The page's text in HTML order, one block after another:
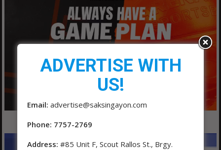
ADVERTISE WITH
US!
Email: advertise@saksingayon.com
Phone: 7757-2769
Address: #85 Unit F, Scout Rallos St., Brgy.